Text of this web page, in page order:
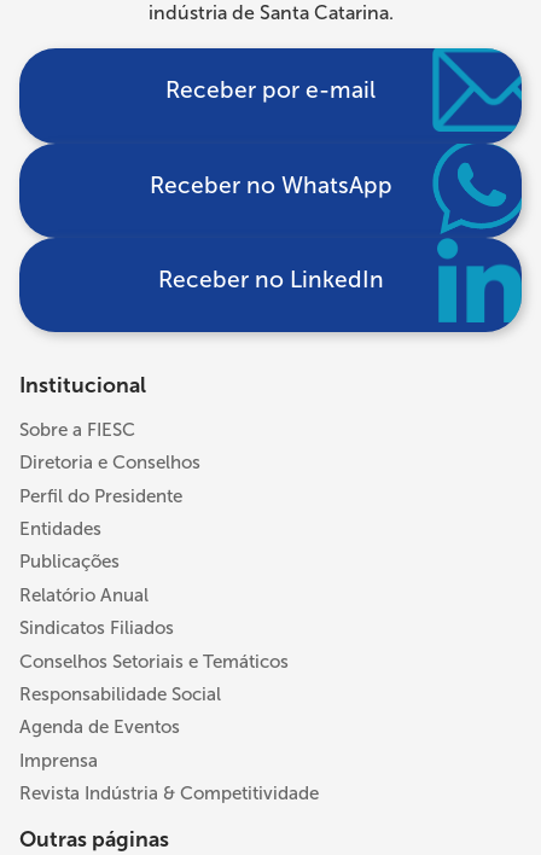
indústria de Santa Catarina.
Receber por e-mail
Receber no WhatsApp
Receber no LinkedIn
Institucional
Sobre a FIESC
Diretoria e Conselhos
Perfil do Presidente
Entidades
Publicações
Relatório Anual
Sindicatos Filiados
Conselhos Setoriais e Temáticos
Responsabilidade Social
Agenda de Eventos
Imprensa
Revista Indústria & Competitividade
Outras páginas